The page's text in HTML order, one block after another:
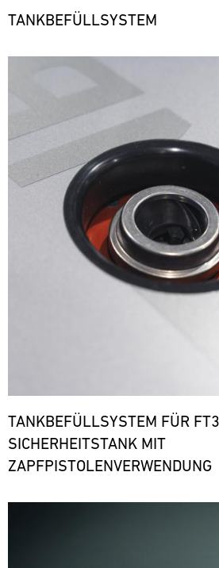
TANKBEFÜLLSYSTEM
TANKBEFÜLLSYSTEM FÜR FT3
SICHERHEITSTANK MIT
ZAPFPISTOLENVERWENDUNG